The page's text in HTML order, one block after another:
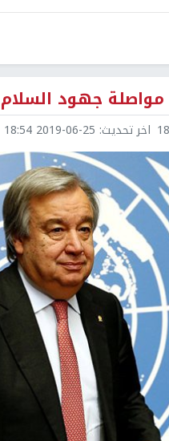
جهود السلام
اخر تحديث: 2019-06-25 18:54